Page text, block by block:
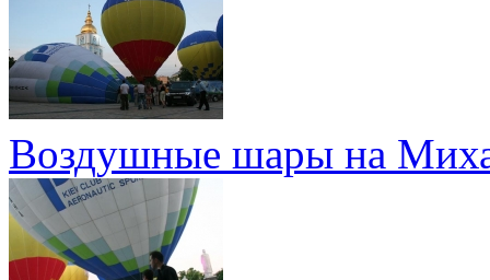
Воздушные шары на